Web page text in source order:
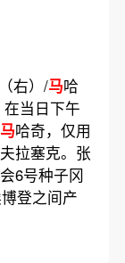
右）/马哈
当日下午
马哈奇，仅用
拉塞克。张
6号种子冈
登之间产